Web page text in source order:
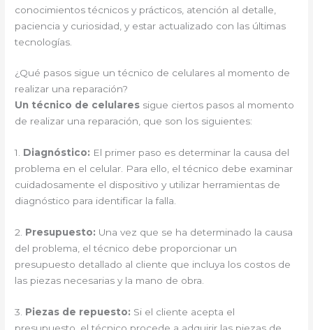
conocimientos técnicos y prácticos, atención al detalle,
paciencia y curiosidad, y estar actualizado con las últimas
tecnologías.
¿Qué pasos sigue un técnico de celulares al momento de
realizar una reparación?
Un técnico de celulares sigue ciertos pasos al momento
de realizar una reparación, que son los siguientes:
1. Diagnóstico: El primer paso es determinar la causa del
problema en el celular. Para ello, el técnico debe examinar
cuidadosamente el dispositivo y utilizar herramientas de
diagnóstico para identificar la falla.
2. Presupuesto: Una vez que se ha determinado la causa
del problema, el técnico debe proporcionar un
presupuesto detallado al cliente que incluya los costos de
las piezas necesarias y la mano de obra.
3. Piezas de repuesto: Si el cliente acepta el